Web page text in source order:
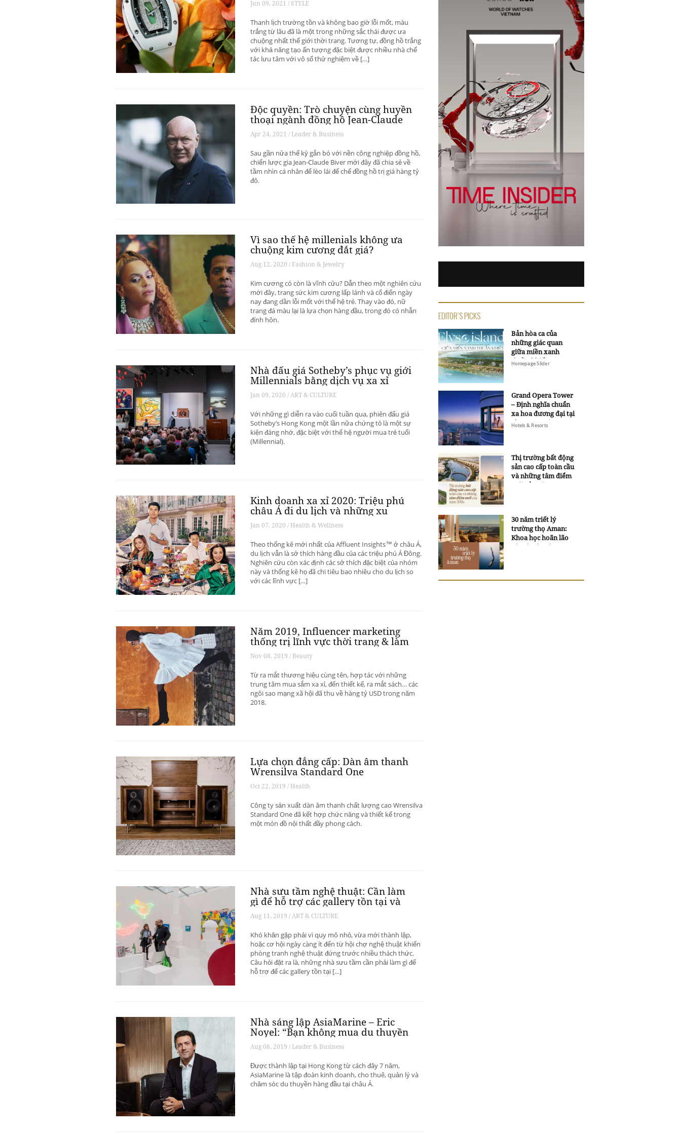
Jun 09, 2021 / STYLE
Thanh lịch trường tồn và không bao giờ lỗi mốt, màu
trắng từ lâu đã là một trong những sắc thái được ưa
chuộng nhất thế giới thời trang. Tương tự, đồng hồ trắng
với khả năng tạo ấn tượng đặc biệt được nhiều nhà chế
tác lưu tâm với vô số thử nghiệm về […]
Độc quyền: Trò chuyện cùng huyền
thoại ngành đồng hồ Jean-Claude
Biver
Apr 24, 2021 / Leader & Business
Sau gần nửa thế kỷ gắn bó với nền công nghiệp đồng hồ,
chiến lược gia Jean-Claude Biver mới đây đã chia sẻ về
tầm nhìn cá nhân để lèo lái đế chế đồng hồ trị giá hàng tỷ
đô.
Vì sao thế hệ millenials không ưa
chuộng kim cương đắt giá?
Aug 12, 2020 / Fashion & Jewelry
Kim cương có còn là vĩnh cửu? Dẫn theo một nghiên cứu
mới đây, trang sức kim cương lấp lánh và cổ điển ngày
nay đang dần lỗi mốt với thế hệ trẻ. Thay vào đó, nữ
trang đá màu lại là lựa chọn hàng đầu, trong đó có nhẫn
đính hôn.
Nhà đấu giá Sotheby’s phục vụ giới
Millennials bằng dịch vụ xa xỉ
Jan 09, 2020 / ART & CULTURE
Với những gì diễn ra vào cuối tuần qua, phiên đấu giá
Sotheby’s Hong Kong một lần nữa chứng tỏ là một sự
kiện đáng nhớ, đặc biệt với thế hệ người mua trẻ tuổi
(Millennial).
Kinh doanh xa xỉ 2020: Triệu phú
châu Á đi du lịch và những xu
hướng có thể thay đổi ngành du
lịch thượng lưu
Jan 07, 2020 / Health & Wellness
Theo thống kê mới nhất của Affluent Insights™ ở châu Á,
du lịch vẫn là sở thích hàng đầu của các triệu phú Á Đông.
Nghiên cứu còn xác định các sở thích đặc biệt của nhóm
này và thống kê họ đã chi tiêu bao nhiêu cho du lịch so
với các lĩnh vực […]
Năm 2019, Influencer marketing
thống trị lĩnh vực thời trang & làm
đẹp
Nov 08, 2019 / Beauty
Từ ra mắt thương hiệu cùng tên, hợp tác với những
trung tâm mua sắm xa xỉ, đến thiết kế, ra mắt sách… các
ngôi sao mạng xã hội đã thu về hàng tỷ USD trong năm
2018.
Lựa chọn đẳng cấp: Dàn âm thanh
Wrensilva Standard One
Oct 22, 2019 / Health
Công ty sản xuất dàn âm thanh chất lượng cao Wrensilva
Standard One đã kết hợp chức năng và thiết kế trong
một món đồ nội thất đầy phong cách.
Nhà sưu tầm nghệ thuật: Cần làm
gì để hỗ trợ các gallery tồn tại và
phát triển? – Phần 1
Aug 11, 2019 / ART & CULTURE
Khó khăn gặp phải vì quy mô nhỏ, vừa mới thành lập,
hoặc cơ hội ngày càng ít đến từ hội chợ nghệ thuật khiến
phòng tranh nghệ thuật đứng trước nhiều thách thức.
Câu hỏi đặt ra là, những nhà sưu tầm cần phải làm gì để
hỗ trợ để các gallery tồn tại […]
Nhà sáng lập AsiaMarine – Eric
Noyel: “Bạn không mua du thuyền
để đầu tư sinh lời”
Aug 08, 2019 / Leader & Business
Được thành lập tại Hong Kong từ cách đây 7 năm,
AsiaMarine là tập đoàn kinh doanh, cho thuê, quản lý và
chăm sóc du thuyền hàng đầu tại châu Á.
EDITOR'S PICKS
Bản hòa ca của
những giác quan
giữa miền xanh
thuần khiết
Homepage Slider
Grand Opera Tower
– Định nghĩa chuẩn
xa hoa đương đại tại
Sheraton Saigon
Hotels & Resorts
Thị trường bất động
sản cao cấp toàn cầu
và những tâm điểm
mới của năm 2026
30 năm triết lý
trường thọ Aman:
Khoa học hoãn lão
và trí tuệ ngàn xưa